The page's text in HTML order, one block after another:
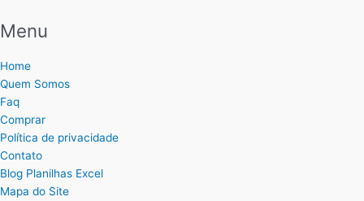
Menu
Home
Quem Somos
Faq
Comprar
Política de privacidade
Contato
Blog Planilhas Excel
Mapa do Site